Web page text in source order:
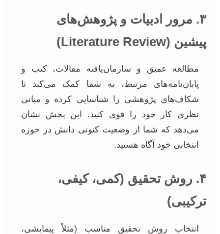
۳. مرور ادبیات و پژوهش‌های
پیشین (Literature Review)
مطالعه عمیق و سازمان‌یافته مقالات، کتب و
پایان‌نامه‌های مرتبط، به شما کمک می‌کند تا
شکاف‌های پژوهشی را شناسایی کرده و مبانی
نظری کار خود را قوی کنید. این بخش نشان
می‌دهد که شما از وضعیت کنونی دانش در حوزه
انتخابی خود آگاه هستید.
۴. روش تحقیق (کمی، کیفی،
ترکیبی)
انتخاب روش تحقیق مناسب (مثلاً پیمایشی،